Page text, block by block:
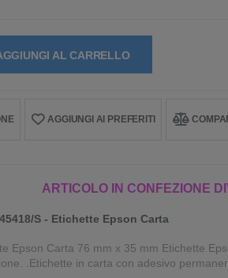
AL CARRELLO
AGGIUNGI AI PREFERITI
ARTICOLO IN CONFEZIONE
S - Etichette Epson Carta
Epson Carta 76 mm x 35 mm Etichette
.Etichette in carta con adesivo